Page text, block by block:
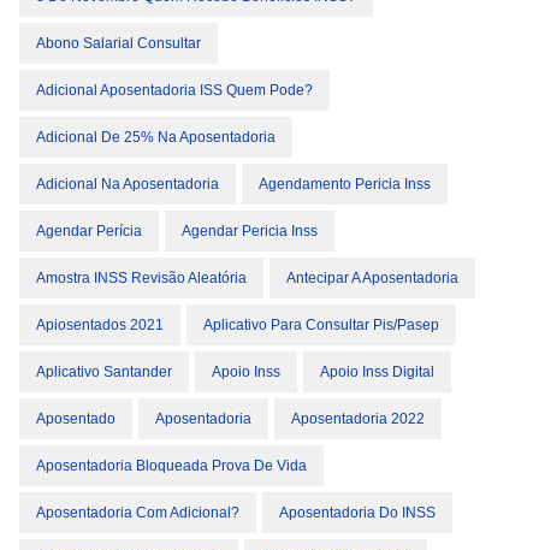
Abono Salarial Consultar
Adicional Aposentadoria ISS Quem Pode?
Adicional De 25% Na Aposentadoria
Adicional Na Aposentadoria Agendamento Pericia Inss
Agendar Perícia Agendar Pericia Inss
Amostra INSS Revisão Aleatória Antecipar A Aposentadoria
Apiosentados 2021 Aplicativo Para Consultar Pis/pasep
Aplicativo Santander Apoio Inss Apoio Inss Digital
Aposentado Aposentadoria Aposentadoria 2022
Aposentadoria Bloqueada Prova De Vida
Aposentadoria Com Adicional? Aposentadoria Do INSS